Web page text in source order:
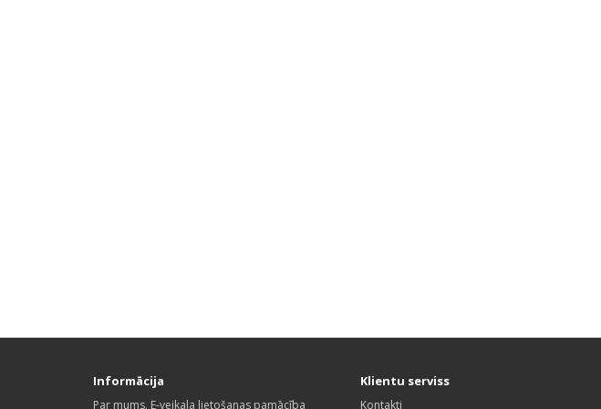
Informācija
Par mums. E-veikala lietošanas pamācība
Klientu serviss
Kontakti